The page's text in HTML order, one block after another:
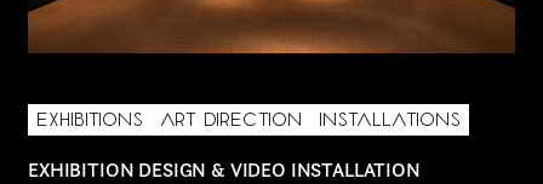
EXHIBITION DESIGN & VIDEO INSTALLATION
EXHIBITIONS ART DIRECTION INSTALLATIONS